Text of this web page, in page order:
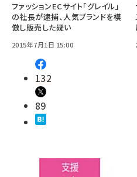
ファッションECサイト「グレイル」
の社長が逮捕、人気ブランドを模
倣し販売した疑い
2015年7月1日 15:00
132
89